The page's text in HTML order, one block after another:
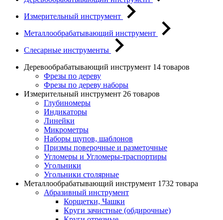
Измерительный инструмент
Металлообрабатывающий инструмент
Слесарные инструменты
Деревообрабатывающий инструмент 14 товаров
Фрезы по дереву
Фрезы по дереву наборы
Измерительный инструмент 26 товаров
Глубиномеры
Индикаторы
Линейки
Микрометры
Наборы щупов, шаблонов
Призмы поверочные и разметочные
Угломеры и Угломеры-траспортиры
Угольники
Угольники столярные
Металлообрабатывающий инструмент 1732 товара
Абразивный инструмент
Корщетки, Чашки
Круги зачистные (обдирочные)